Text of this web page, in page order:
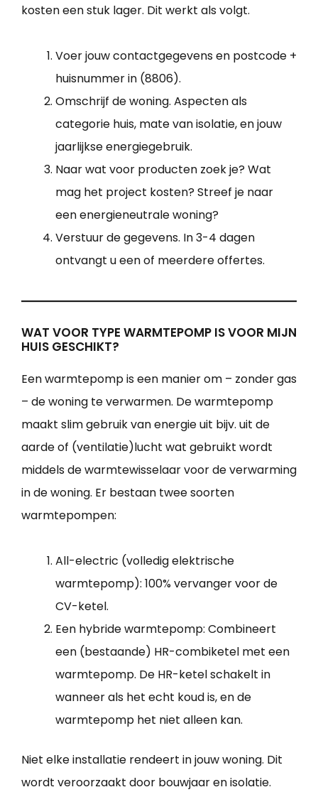
kosten een stuk lager. Dit werkt als volgt.
Voer jouw contactgegevens en postcode +
huisnummer in (8806).
Omschrijf de woning. Aspecten als
categorie huis, mate van isolatie, en jouw
jaarlijkse energiegebruik.
Naar wat voor producten zoek je? Wat
mag het project kosten? Streef je naar
een energieneutrale woning?
Verstuur de gegevens. In 3-4 dagen
ontvangt u een of meerdere offertes.
WAT VOOR TYPE WARMTEPOMP IS VOOR MIJN
HUIS GESCHIKT?
Een warmtepomp is een manier om – zonder gas
– de woning te verwarmen. De warmtepomp
maakt slim gebruik van energie uit bijv. uit de
aarde of (ventilatie)lucht wat gebruikt wordt
middels de warmtewisselaar voor de verwarming
in de woning. Er bestaan twee soorten
warmtepompen:
All-electric (volledig elektrische
warmtepomp): 100% vervanger voor de
CV-ketel.
Een hybride warmtepomp: Combineert
een (bestaande) HR-combiketel met een
warmtepomp. De HR-ketel schakelt in
wanneer als het echt koud is, en de
warmtepomp het niet alleen kan.
Niet elke installatie rendeert in jouw woning. Dit
wordt veroorzaakt door bouwjaar en isolatie.